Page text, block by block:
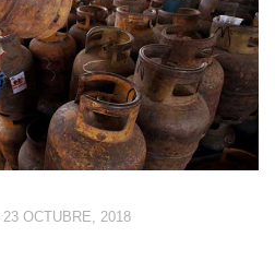
23 OCTUBRE, 2018